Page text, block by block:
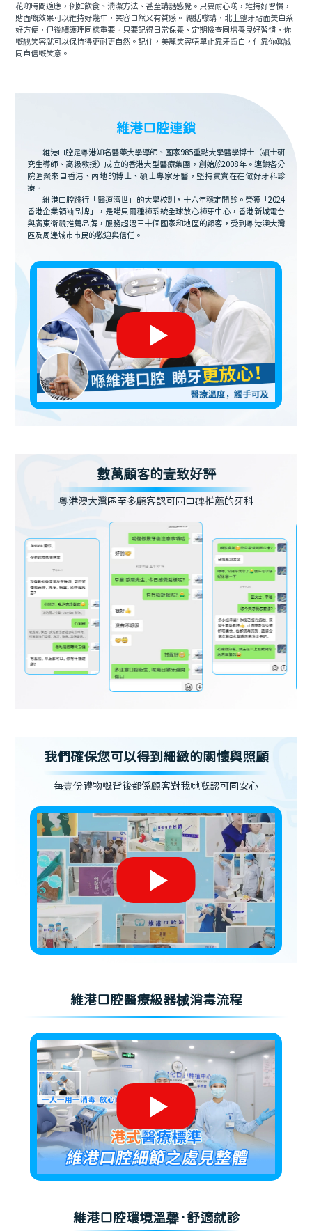
花啲時間適應，例如飲食、清潔方法、甚至講話感覺。只要耐心啲，維持好習慣，
貼面嘅效果可以維持好幾年，笑容自然又有質感。 總括嚟講，北上整牙貼面美白系
好方便，但後續護理同樣重要。只要記得日常保養、定期檢查同培養良好習慣，你
嘅靓笑容就可以保持得更耐更自然。記住，美麗笑容唔單止靠牙齒白，仲靠你真誠
同自信嘅笑意。
維港口腔連鎖
維港口腔是粵港知名醫藥大學導師、國家985重點大學醫學博士（碩士研
究生導師、高級教授）成立的香港大型醫療集團，創始於2008年。連鎖各分
院匯聚來自香港、內地的博士、碩士專家牙醫，堅持實實在在做好牙科診
療。
維港口腔踐行「醫道濟世」的大學校訓，十六年穩定開診。榮獲「2024
香港企業領袖品牌」，是諾貝爾種植系統全球放心植牙中心，香港新城電台
與廣東衛視推薦品牌，服務超過三十個國家和地區的顧客，受到粵港澳大灣
區及周邊城市市民的歡迎與信任。
數萬顧客的壹致好評
粵港澳大灣區至多顧客認可同口碑推薦的牙科
我們確保您可以得到細緻的關懷與照顧
每壹份禮物嘅背後都係顧客對我哋嘅認可同安心
維港口腔醫療級器械消毒流程
維港口腔環境溫馨·舒適就診